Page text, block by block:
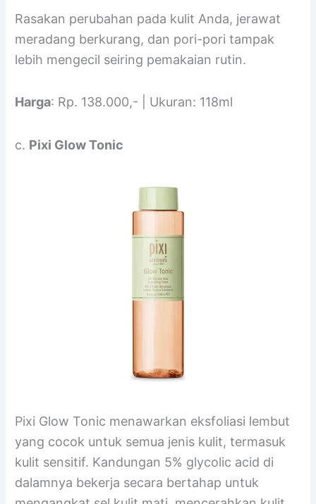
Rasakan perubahan pada kulit Anda, jerawat
meradang berkurang, dan pori-pori tampak
lebih mengecil seiring pemakaian rutin.
Harga: Rp. 138.000,- | Ukuran: 118ml
c. Pixi Glow Tonic
Pixi Glow Tonic menawarkan eksfoliasi lembut
yang cocok untuk semua jenis kulit, termasuk
kulit sensitif. Kandungan 5% glycolic acid di
dalamnya bekerja secara bertahap untuk